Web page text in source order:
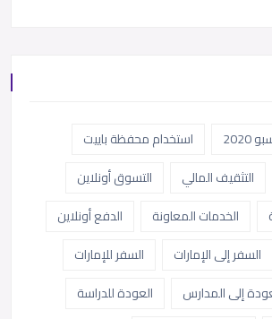
استخدام محفظة باييت
التثقيف المالي
التسوق أونلاين
الخدمات المعاونة
الدفع أونلاين
السفر إلى الإمارات
السفر للإمارات
إلى المدارس
العودة للدراسة